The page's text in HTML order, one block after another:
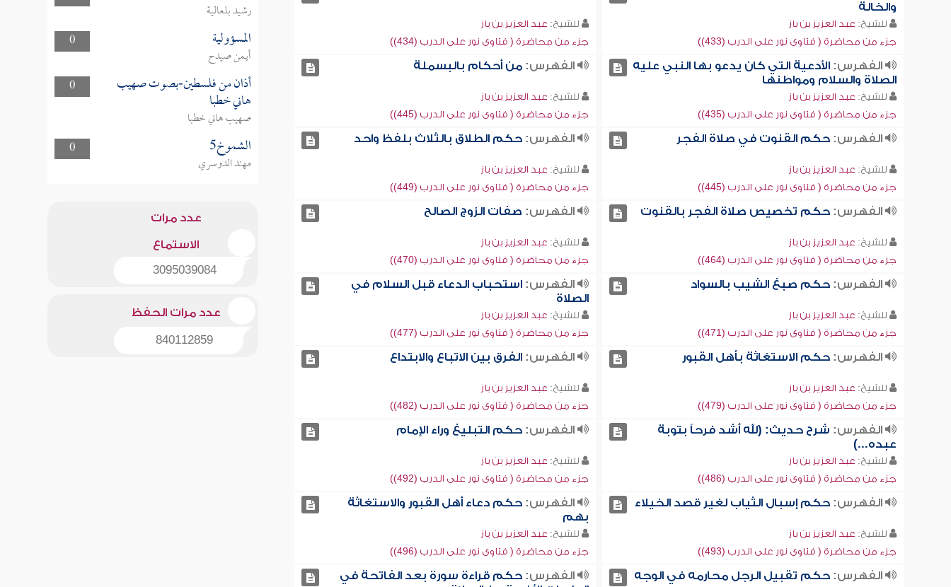
والخالة
للشيخ: عبد العزيز بن باز
جزء من محاضرة ( فتاوى نور على الدرب (433))
للشيخ: عبد العزيز بن باز
جزء من محاضرة ( فتاوى نور على الدرب (434))
الفهرس:الأدعية التي كان يدعو بها النبي عليه
الصلاة والسلام ومواطنها
للشيخ: عبد العزيز بن باز
جزء من محاضرة ( فتاوى نور على الدرب (435))
الفهرس: من أحكام بالبسملة
للشيخ: عبد العزيز بن باز
جزء من محاضرة ( فتاوى نور على الدرب (445))
الفهرس:حكم القنوت في صلاة الفجر
للشيخ: عبد العزيز بن باز
جزء من محاضرة ( فتاوى نور على الدرب (445))
الفهرس: حكم الطلاق بالثلاث بلفظ واحد
للشيخ: عبد العزيز بن باز
جزء من محاضرة ( فتاوى نور على الدرب (449))
الفهرس:حكم تخصيص صلاة الفجر بالقنوت
للشيخ: عبد العزيز بن باز
جزء من محاضرة ( فتاوى نور على الدرب (464))
الفهرس: صفات الزوج الصالح
للشيخ: عبد العزيز بن باز
جزء من محاضرة ( فتاوى نور على الدرب (470))
الفهرس:حكم صبغ الشيب بالسواد
للشيخ: عبد العزيز بن باز
جزء من محاضرة ( فتاوى نور على الدرب (471))
الفهرس: استحباب الدعاء قبل السلام في
الصلاة
للشيخ: عبد العزيز بن باز
جزء من محاضرة ( فتاوى نور على الدرب (477))
الفهرس:حكم الاستغاثة بأهل القبور
للشيخ: عبد العزيز بن باز
جزء من محاضرة ( فتاوى نور على الدرب (479))
الفهرس: الفرق بين الاتباع والابتداع
للشيخ: عبد العزيز بن باز
جزء من محاضرة ( فتاوى نور على الدرب (482))
الفهرس: شرح حديث: (لله أشد فرحاً بتوبة
عبده...)
للشيخ: عبد العزيز بن باز
جزء من محاضرة ( فتاوى نور على الدرب (486))
الفهرس: حكم التبليغ وراء الإمام
للشيخ: عبد العزيز بن باز
جزء من محاضرة ( فتاوى نور على الدرب (492))
الفهرس:حكم إسبال الثياب لغير قصد الخيلاء
للشيخ: عبد العزيز بن باز
جزء من محاضرة ( فتاوى نور على الدرب (493))
الفهرس: حكم دعاء أهل القبور والاستغاثة
بهم
للشيخ: عبد العزيز بن باز
جزء من محاضرة ( فتاوى نور على الدرب (496))
الفهرس:حكم تقبيل الرجل محارمه في الوجه الفهرس: حكم قراءة سورة بعد الفاتحة في
رشيد بلعالية
0
المسؤولية
أيمن صيدح
0
أذان من فلسطين-بصوت صهيب
هاني خطبا
صهيب هاني خطبا
0
الشموخ5
مهند الدوسري
عدد مرات
الاستماع
3095039084
عدد مرات الحفظ
840112859